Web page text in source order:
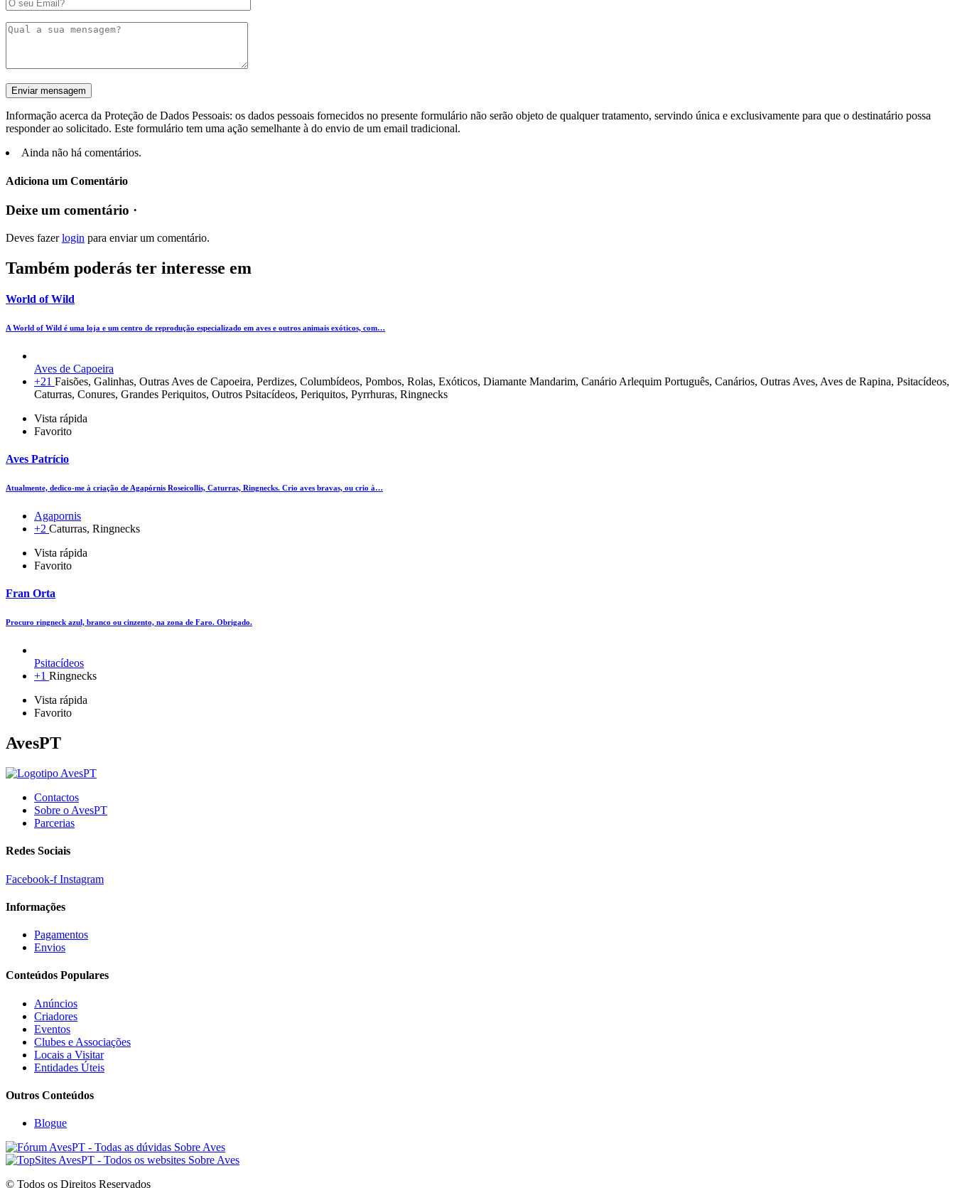
Informação acerca da Proteção de Dados Pessoais: os dados pessoais fornecidos no presente formulário não serão objeto de qualquer tratamento, servindo única e exclusivamente para que o destinatário possa
responder ao solicitado. Este formulário tem uma ação semelhante à do envio de um email tradicional.
Ainda não há comentários.
Adiciona um Comentário
Deixe um comentário ·
Deves fazerlogin para enviar um comentário.
Também poderás ter interesse em
World of Wild
A World of Wild é uma loja e um centro de reprodução especializado em aves e outros animais exóticos, com…
Aves de Capoeira
+21 Faisões, Galinhas, Outras Aves de Capoeira, Perdizes, Columbídeos, Pombos, Rolas, Exóticos, Diamante Mandarim, Canário Arlequim Português, Canários, Outras Aves, Aves de Rapina, Psitacídeos,
Caturras, Conures, Grandes Periquitos, Outros Psitacídeos, Periquitos, Pyrrhuras, Ringnecks
Vista rápida
Favorito
Aves Patrício
Atualmente, dedico-me à criação de Agapórnis Roseicollis, Caturras, Ringnecks. Crio aves bravas, ou crio à…
Agapornis
+2 Caturras, Ringnecks
Vista rápida
Favorito
Fran Orta
Procuro ringneck azul, branco ou cinzento, na zona de Faro. Obrigado.
Psitacídeos
+1 Ringnecks
Vista rápida
Favorito
AvesPT
Contactos
Sobre o AvesPT
Parcerias
Redes Sociais
Facebook-f Instagram
Informações
Pagamentos
Envios
Conteúdos Populares
Anúncios
Criadores
Eventos
Clubes e Associações
Locais a Visitar
Entidades Úteis
Outros Conteúdos
Blogue
© Todos os Direitos Reservados